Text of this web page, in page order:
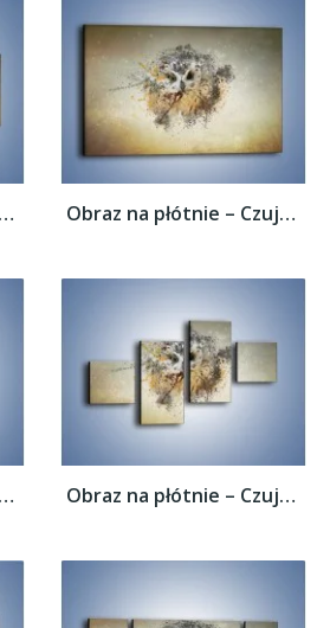
Obraz na płótnie – Czujne spojrzenie sowy... Obraz na płótnie – Czujne spojrzenie sowy...
Obraz na płótnie – Czujne spojrzenie sowy... Obraz na płótnie – Czujne spojrzenie sowy...